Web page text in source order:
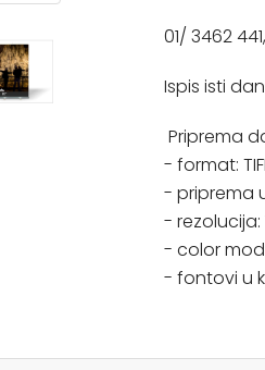
01/ 3462
Ispis isti
Priprema
- format:
- priprema u
- rezolucija:
- color
- fontovi u